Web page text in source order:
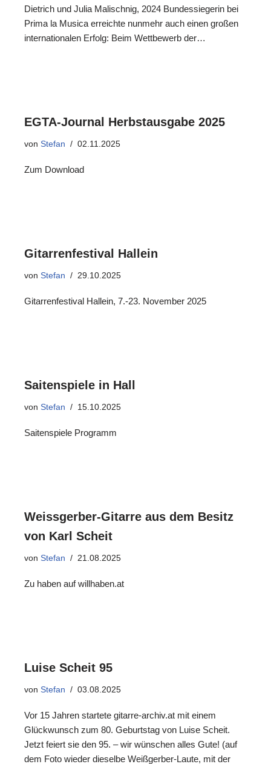
Dietrich und Julia Malischnig, 2024 Bundessiegerin bei
Prima la Musica erreichte nunmehr auch einen großen
internationalen Erfolg: Beim Wettbewerb der…
EGTA-Journal Herbstausgabe 2025
von Stefan 02.11.2025
Zum Download
Gitarrenfestival Hallein
von Stefan 29.10.2025
Gitarrenfestival Hallein, 7.-23. November 2025
Saitenspiele in Hall
von Stefan 15.10.2025
Saitenspiele Programm
Weissgerber-Gitarre aus dem Besitz
von Karl Scheit
von Stefan 21.08.2025
Zu haben auf willhaben.at
Luise Scheit 95
von Stefan 03.08.2025
Vor 15 Jahren startete gitarre-archiv.at mit einem
Glückwunsch zum 80. Geburtstag von Luise Scheit.
Jetzt feiert sie den 95. – wir wünschen alles Gute! (auf
dem Foto wieder dieselbe Weißgerber-Laute, mit der